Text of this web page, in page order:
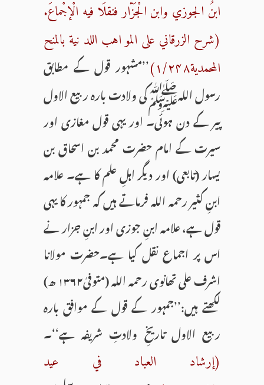
ابنُ الجوزي وابن الْجَزّار فنقلَا فیه الْإجْماعَ.
(شرح الزرقاني علی المو اهب اللد نیة بالمنح
المحمدیة۱/۲۴۸)
’’مشہور قول کے مطابق
رسول اللہﷺکی ولادت بارہ ربیع الاول
پیر کے دن ہوئی۔ اور یہی قول مغازی اور
سیرت کے امام حضرت محمد بن اسحاق بن
یسار (تابعی) اور دیگر اہلِ علم کا ہے۔ علامہ
ابنِ کثیر رحمہ اللہ فرماتے ہیں کہ جمہور کا یہی
قول ہے، علامہ ابنِ جوزی اور ابنِ جزار نے
اس پر اجماع نقل کیا ہے۔حضرت مولانا
اشرف علی تھانوی رحمہ اللہ (متوفیٰ۱۳۶۲ ھ)
لکھتے ہیں:’’جمہور کے قول کے موافق بارہ
ربیع الاول تاریخِ ولادتِ شریفہ ہے‘‘۔
(إرشاد العباد في عید